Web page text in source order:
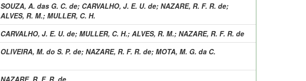
SOUZA, A. das G. C. de; CARVALHO, J. E. U. de; NAZARE, R. F. R. de;
ALVES, R. M.; MULLER, C. H.
CARVALHO, J. E. U. de; MULLER, C. H.; ALVES, R. M.; NAZARE, R. F. R. de
OLIVEIRA, M. do S. P. de; NAZARE, R. F. R. de; MOTA, M. G. da C.
NAZARE, R. F. R. de